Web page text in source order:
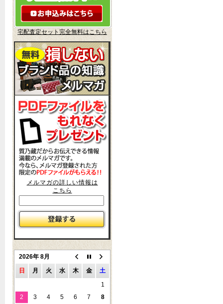
宅配査定セット完全無料はこちら
メルマガの詳しい情報は
こちら
2026年 8月
日
月 火 水 木 金
土
1
2
3 4 5 6 7
8